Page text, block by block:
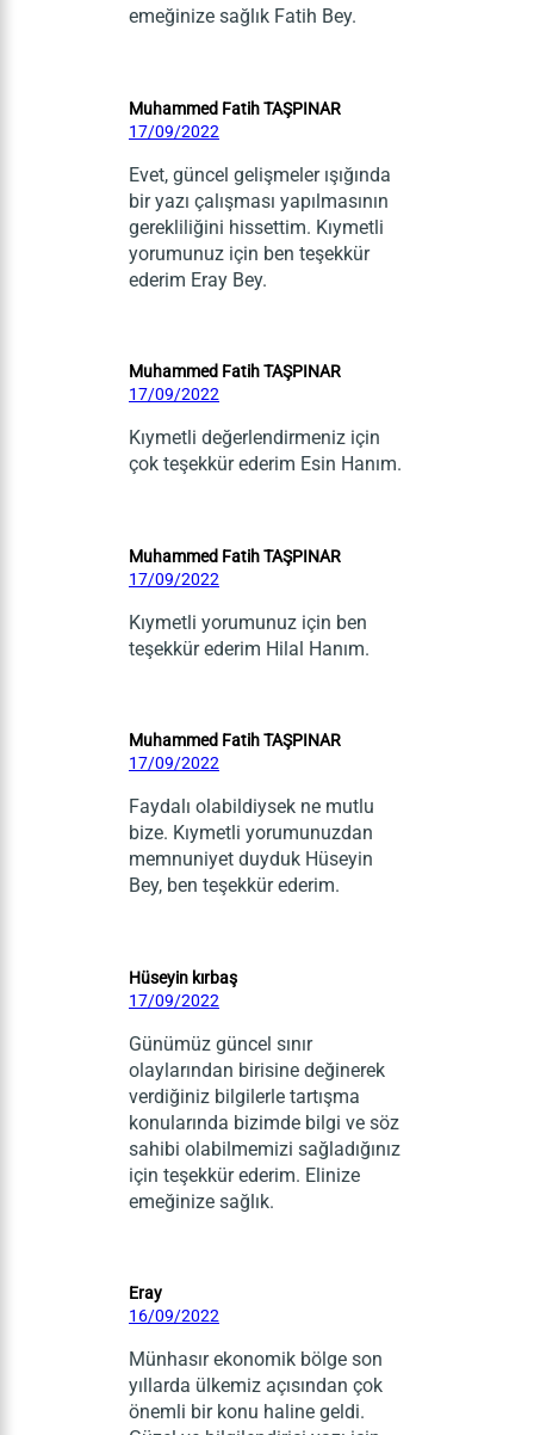
emeğinize sağlık Fatih Bey.
Muhammed Fatih TAŞPINAR
17/09/2022
Evet, güncel gelişmeler ışığında
bir yazı çalışması yapılmasının
gerekliliğini hissettim. Kıymetli
yorumunuz için ben teşekkür
ederim Eray Bey.
Muhammed Fatih TAŞPINAR
17/09/2022
Kıymetli değerlendirmeniz için
çok teşekkür ederim Esin Hanım.
Muhammed Fatih TAŞPINAR
17/09/2022
Kıymetli yorumunuz için ben
teşekkür ederim Hilal Hanım.
Muhammed Fatih TAŞPINAR
17/09/2022
Faydalı olabildiysek ne mutlu
bize. Kıymetli yorumunuzdan
memnuniyet duyduk Hüseyin
Bey, ben teşekkür ederim.
Hüseyin kırbaş
17/09/2022
Günümüz güncel sınır
olaylarından birisine değinerek
verdiğiniz bilgilerle tartışma
konularında bizimde bilgi ve söz
sahibi olabilmemizi sağladığınız
için teşekkür ederim. Elinize
emeğinize sağlık.
Eray
16/09/2022
Münhasır ekonomik bölge son
yıllarda ülkemiz açısından çok
önemli bir konu haline geldi.